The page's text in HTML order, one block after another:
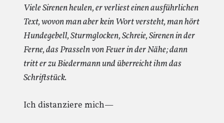
Viele Sirenen heulen, er verliest einen ausführlichen
Text, wovon man aber kein Wort versteht, man hört
Hundegebell, Sturmglocken, Schreie, Sirenen in der
Ferne, das Prasseln von Feuer in der Nähe; dann
tritt er zu Biedermann und überreicht ihm das
Schriftstück.
Ich distanziere mich—